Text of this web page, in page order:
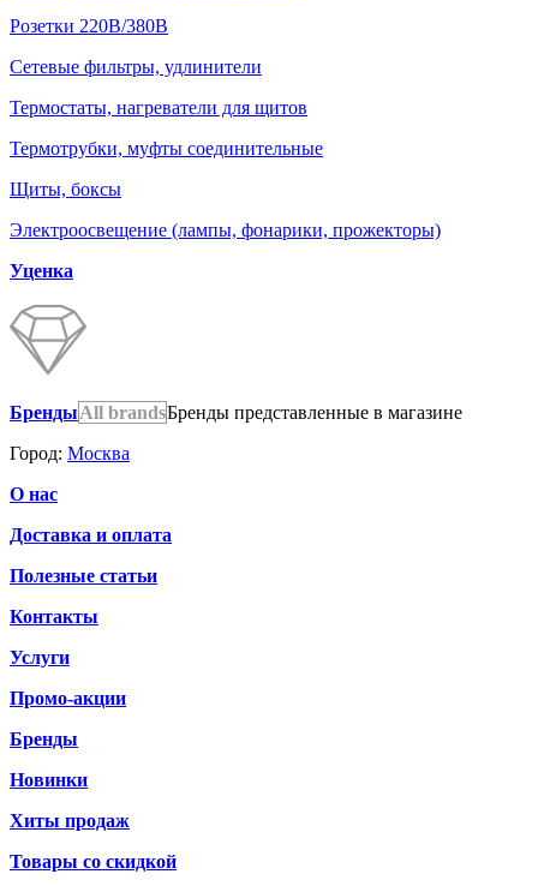
Розетки 220В/380В
Сетевые фильтры, удлинители
Термостаты, нагреватели для щитов
Термотрубки, муфты соединительные
Щиты, боксы
Электроосвещение (лампы, фонарики, прожекторы)
Уценка
БрендыAll brandsБренды представленные в магазине
Город: Москва
О нас
Доставка и оплата
Полезные статьи
Контакты
Услуги
Промо-акции
Бренды
Новинки
Хиты продаж
Товары со скидкой